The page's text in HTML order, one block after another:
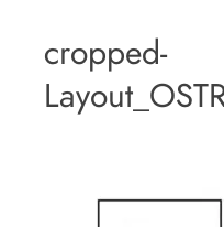
cropped-